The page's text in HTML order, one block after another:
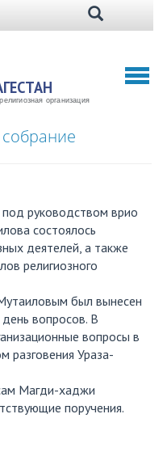
организация
руководством врио
состоялось
деятелей, а также
религиозного
был вынесен
вопросов. В
вопросы в
разговения Ураза-
Магди-хаджи
поручения.